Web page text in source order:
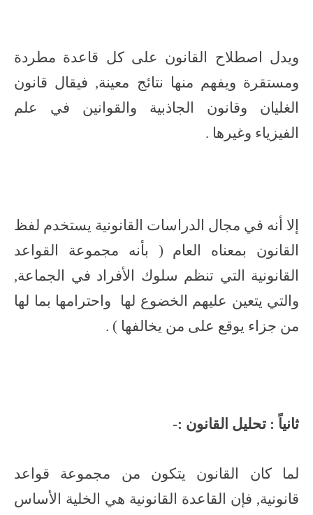
ويدل اصطلاح القانون على كل قاعدة مطردة
ومستقرة ويفهم منها نتائج معينة, فيقال قانون
الغليان وقانون الجاذبية والقوانين في علم
الفيزياء وغيرها .
إلا أنه في مجال الدراسات القانونية يستخدم لفظ
القانون بمعناه العام ( بأنه مجموعة القواعد
القانونية التي تنظم سلوك الأفراد في الجماعة,
والتي يتعين عليهم الخضوع لها واحترامها بما لها
من جزاء يوقع على من يخالفها ) .
ثانياً : تحليل القانون :-
لما كان القانون يتكون من مجموعة قواعد
قانونية, فإن القاعدة القانونية هي الخلية الأساس